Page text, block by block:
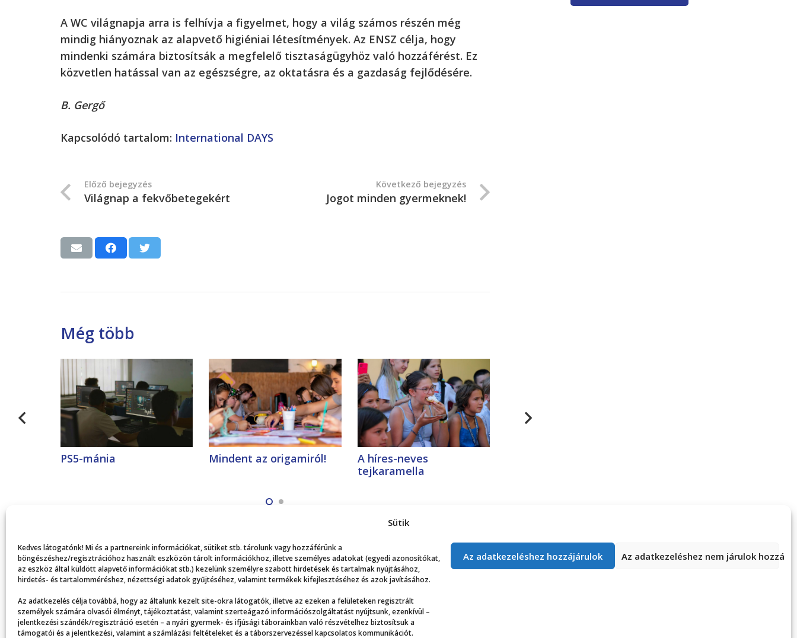
Sütik
Kedves látogatónk! Mi és a partnereink információkat, sütiket stb. tárolunk vagy hozzáférünk a
böngészéshez/regisztrációhoz használt eszközön tárolt információkhoz, illetve személyes adatokat (egyedi azonosítókat,
az eszköz által küldött alapvető információkat stb.) kezelünk személyre szabott hirdetések és tartalmak nyújtásához,
hirdetés- és tartalomméréshez, nézettségi adatok gyűjtéséhez, valamint termékek kifejlesztéséhez és azok javításához.
Az adatkezelés célja továbbá, hogy az általunk kezelt site-okra látogatók, illetve az ezeken a felületeken regisztrált
személyek számára olvasói élményt, tájékoztatást, valamint szerteágazó információszolgáltatást nyújtsunk, ezenkívül –
jelentkezési szándék/regisztráció esetén – a nyári gyermek- és ifjúsági táborainkban való részvételhez biztosítsuk a
támogatói és a jelentkezési, valamint a számlázási feltételeket és a táborszervezéssel kapcsolatos kommunikációt.
Az adatkezeléshez hozzájárulok Az adatkezeléshez nem járulok hozzá
A WC világnapja arra is felhívja a figyelmet, hogy a világ számos részén még
mindig hiányoznak az alapvető higiéniai létesítmények. Az ENSZ célja, hogy
mindenki számára biztosítsák a megfelelő tisztaságügyhöz való hozzáférést. Ez
közvetlen hatással van az egészségre, az oktatásra és a gazdaság fejlődésére.
B. Gergő
Kapcsolódó tartalom: International DAYS
Előző bejegyzés
Világnap a fekvőbetegekért
Következő bejegyzés
Jogot minden gyermeknek!
Még több
PS5-mánia Mindent az origamiról!
A híres-neves
tejkaramella